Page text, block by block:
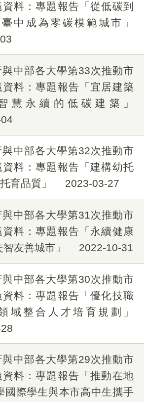
料：專題報告「從低碳到
中成為零碳模範城市」
中部各大學第33次推動市
料：專題報告「宜居建築
慧永續的低碳建築」
中部各大學第32次推動市
料：專題報告「建構幼托
育品質」
2023-03-27
中部各大學第31次推動市
料：專題報告「永續健康
友善城市」
2022-10-31
中部各大學第30次推動市
料：專題報告「優化技職
域整合人才培育規劃」
中部各大學第29次推動市
料：專題報告「推動在地
國際學生與本市高中生攜手